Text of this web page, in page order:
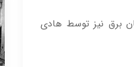
برق نیز توسط هادی